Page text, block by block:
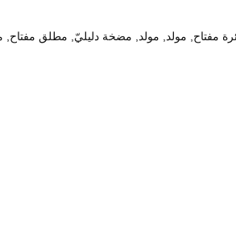
مولد, مولد, مضخة دليليّ, مطلق